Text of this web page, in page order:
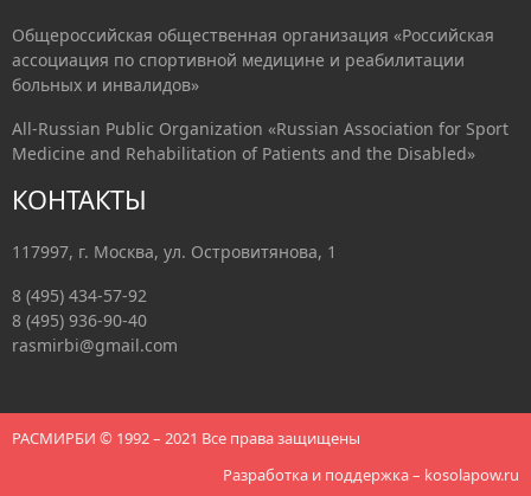
Общероссийская общественная организация «Российская
ассоциация по спортивной медицине и реабилитации
больных и инвалидов»
All-Russian Public Organization «Russian Association for Sport
Medicine and Rehabilitation of Patients and the Disabled»
КОНТАКТЫ
117997, г. Москва, ул. Островитянова, 1
8 (495) 434-57-92
8 (495) 936-90-40
rasmirbi@gmail.com
РАСМИРБИ © 1992 – 2021 Все права защищены
Разработка и поддержка – kosolapow.ru